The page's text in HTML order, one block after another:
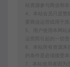
站资源参与商业和
4、本站会员只是
要商业运营或用于
5、用户使用本网站
6、本站所有资源来
的条件是必须接受
7、本站使用者因为